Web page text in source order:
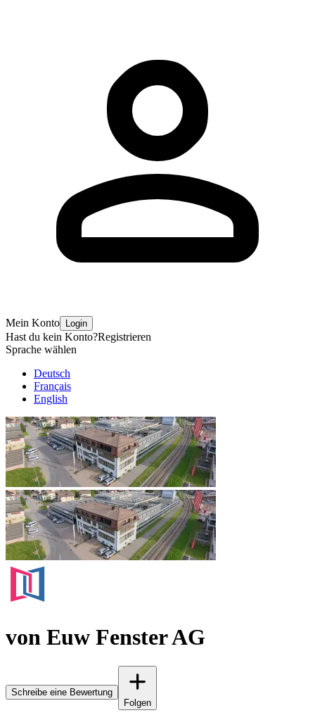
Mein Konto Login
Hast du kein Konto?Registrieren
Sprache wählen
Deutsch
Français
English
von Euw Fenster AG
Schreibe eine Bewertung
Folgen